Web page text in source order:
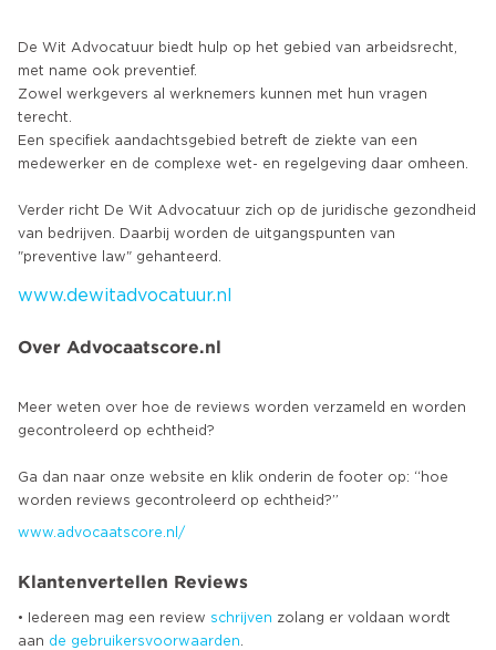
De Wit Advocatuur biedt hulp op het gebied van arbeidsrecht,
met name ook preventief.
Zowel werkgevers al werknemers kunnen met hun vragen
terecht.
Een specifiek aandachtsgebied betreft de ziekte van een
medewerker en de complexe wet- en regelgeving daar omheen.
Verder richt De Wit Advocatuur zich op de juridische gezondheid
van bedrijven. Daarbij worden de uitgangspunten van
www.dewitadvocatuur.nl
Over Advocaatscore.nl
Meer weten over hoe de reviews worden verzameld en worden
gecontroleerd op echtheid?
Ga dan naar onze website en klik onderin de footer op: “hoe
www.advocaatscore.nl/
Klantenvertellen Reviews
• Iedereen mag een review schrijven zolang er voldaan wordt
aan de gebruikersvoorwaarden